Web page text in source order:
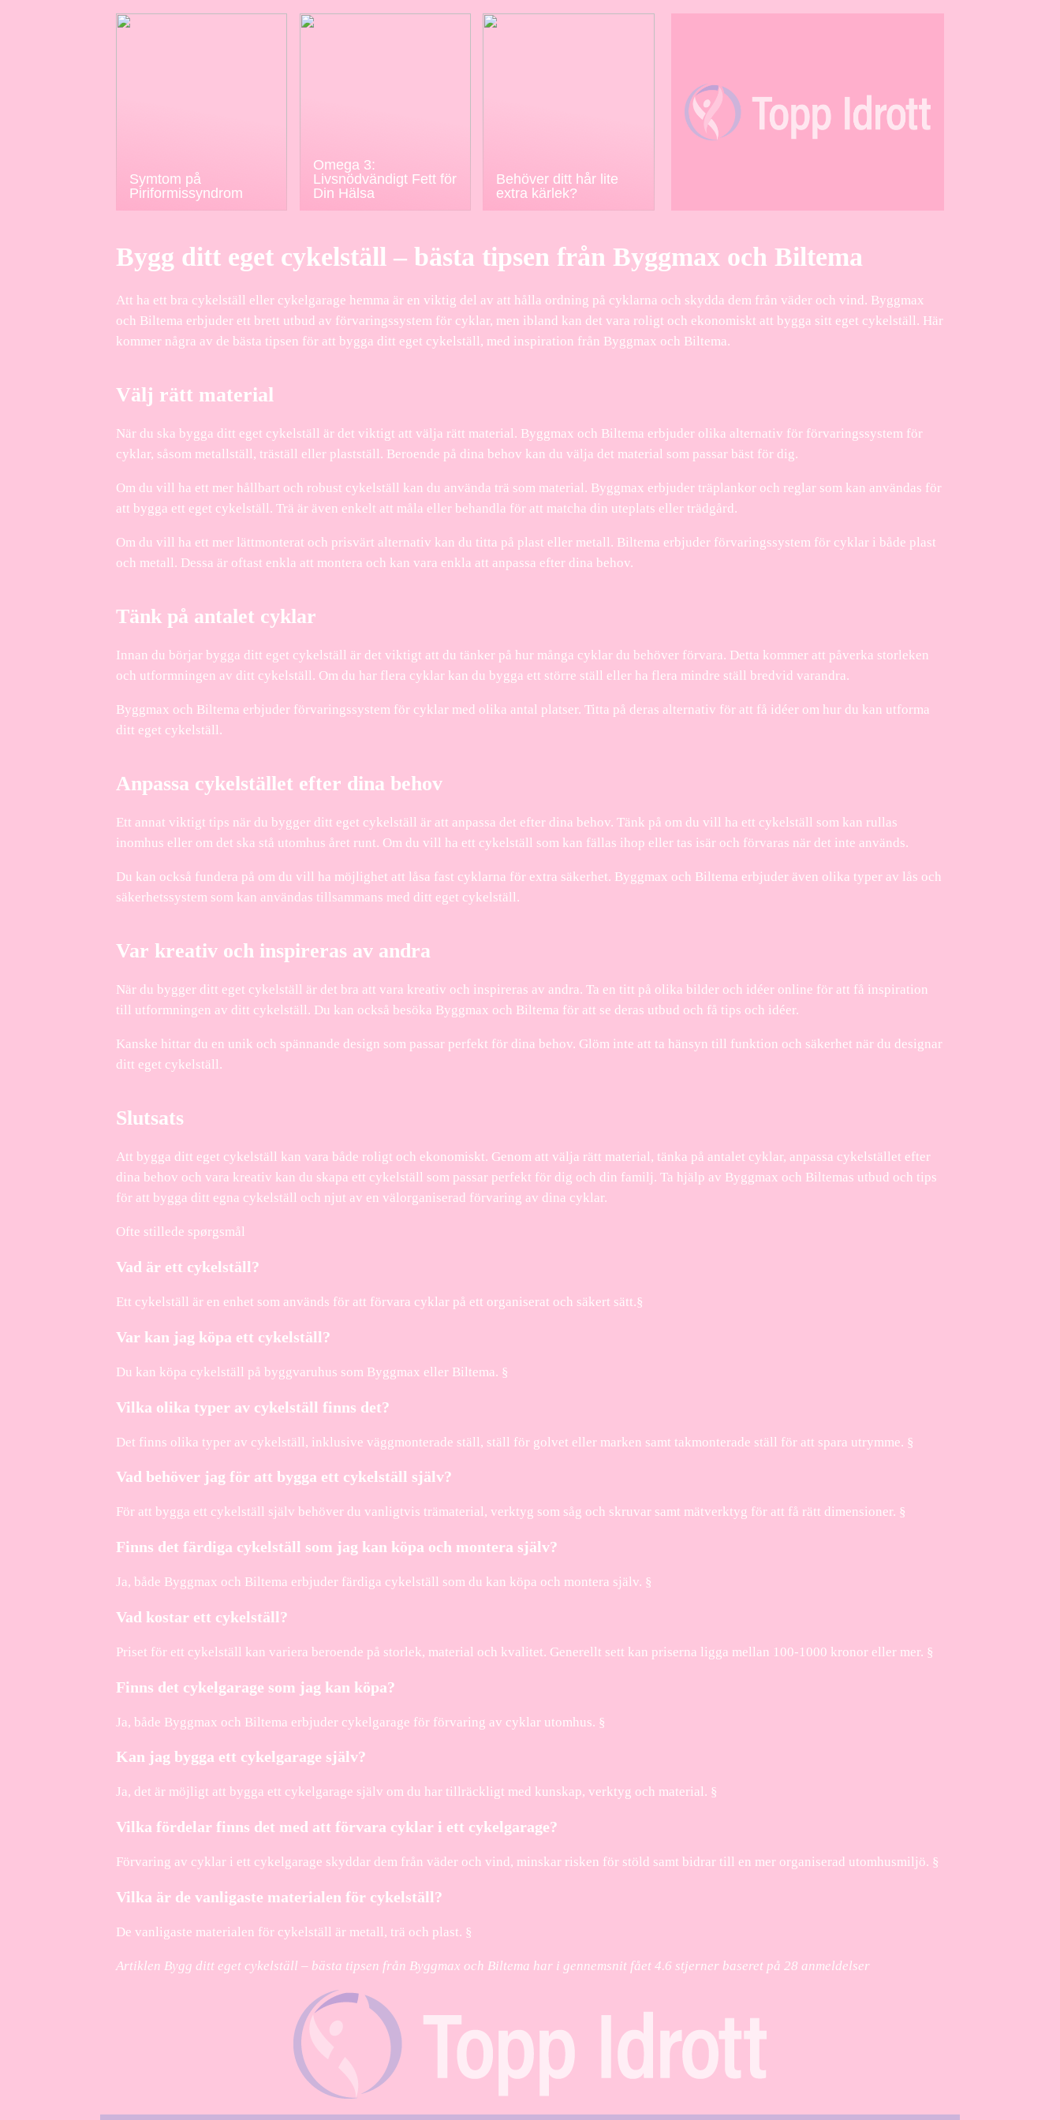
Symtom på
Piriformissyndrom
Omega 3:
Livsnödvändigt Fett för
Din Hälsa
Behöver ditt hår lite
extra kärlek?
Bygg ditt eget cykelställ – bästa tipsen från Byggmax och Biltema
Att ha ett bra cykelställ eller cykelgarage hemma är en viktig del av att hålla ordning på cyklarna och skydda dem från väder och vind. Byggmax
och Biltema erbjuder ett brett utbud av förvaringssystem för cyklar, men ibland kan det vara roligt och ekonomiskt att bygga sitt eget cykelställ. Här
kommer några av de bästa tipsen för att bygga ditt eget cykelställ, med inspiration från Byggmax och Biltema.
Välj rätt material
När du ska bygga ditt eget cykelställ är det viktigt att välja rätt material. Byggmax och Biltema erbjuder olika alternativ för förvaringssystem för
cyklar, såsom metallställ, träställ eller plastställ. Beroende på dina behov kan du välja det material som passar bäst för dig.
Om du vill ha ett mer hållbart och robust cykelställ kan du använda trä som material. Byggmax erbjuder träplankor och reglar som kan användas för
att bygga ett eget cykelställ. Trä är även enkelt att måla eller behandla för att matcha din uteplats eller trädgård.
Om du vill ha ett mer lättmonterat och prisvärt alternativ kan du titta på plast eller metall. Biltema erbjuder förvaringssystem för cyklar i både plast
och metall. Dessa är oftast enkla att montera och kan vara enkla att anpassa efter dina behov.
Tänk på antalet cyklar
Innan du börjar bygga ditt eget cykelställ är det viktigt att du tänker på hur många cyklar du behöver förvara. Detta kommer att påverka storleken
och utformningen av ditt cykelställ. Om du har flera cyklar kan du bygga ett större ställ eller ha flera mindre ställ bredvid varandra.
Byggmax och Biltema erbjuder förvaringssystem för cyklar med olika antal platser. Titta på deras alternativ för att få idéer om hur du kan utforma
ditt eget cykelställ.
Anpassa cykelstället efter dina behov
Ett annat viktigt tips när du bygger ditt eget cykelställ är att anpassa det efter dina behov. Tänk på om du vill ha ett cykelställ som kan rullas
inomhus eller om det ska stå utomhus året runt. Om du vill ha ett cykelställ som kan fällas ihop eller tas isär och förvaras när det inte används.
Du kan också fundera på om du vill ha möjlighet att låsa fast cyklarna för extra säkerhet. Byggmax och Biltema erbjuder även olika typer av lås och
säkerhetssystem som kan användas tillsammans med ditt eget cykelställ.
Var kreativ och inspireras av andra
När du bygger ditt eget cykelställ är det bra att vara kreativ och inspireras av andra. Ta en titt på olika bilder och idéer online för att få inspiration
till utformningen av ditt cykelställ. Du kan också besöka Byggmax och Biltema för att se deras utbud och få tips och idéer.
Kanske hittar du en unik och spännande design som passar perfekt för dina behov. Glöm inte att ta hänsyn till funktion och säkerhet när du designar
ditt eget cykelställ.
Slutsats
Att bygga ditt eget cykelställ kan vara både roligt och ekonomiskt. Genom att välja rätt material, tänka på antalet cyklar, anpassa cykelstället efter
dina behov och vara kreativ kan du skapa ett cykelställ som passar perfekt för dig och din familj. Ta hjälp av Byggmax och Biltemas utbud och tips
för att bygga ditt egna cykelställ och njut av en välorganiserad förvaring av dina cyklar.
Ofte stillede spørgsmål
Vad är ett cykelställ?
Ett cykelställ är en enhet som används för att förvara cyklar på ett organiserat och säkert sätt.§
Var kan jag köpa ett cykelställ?
Du kan köpa cykelställ på byggvaruhus som Byggmax eller Biltema. §
Vilka olika typer av cykelställ finns det?
Det finns olika typer av cykelställ, inklusive väggmonterade ställ, ställ för golvet eller marken samt takmonterade ställ för att spara utrymme. §
Vad behöver jag för att bygga ett cykelställ själv?
För att bygga ett cykelställ själv behöver du vanligtvis trämaterial, verktyg som såg och skruvar samt mätverktyg för att få rätt dimensioner. §
Finns det färdiga cykelställ som jag kan köpa och montera själv?
Ja, både Byggmax och Biltema erbjuder färdiga cykelställ som du kan köpa och montera själv. §
Vad kostar ett cykelställ?
Priset för ett cykelställ kan variera beroende på storlek, material och kvalitet. Generellt sett kan priserna ligga mellan 100-1000 kronor eller mer. §
Finns det cykelgarage som jag kan köpa?
Ja, både Byggmax och Biltema erbjuder cykelgarage för förvaring av cyklar utomhus. §
Kan jag bygga ett cykelgarage själv?
Ja, det är möjligt att bygga ett cykelgarage själv om du har tillräckligt med kunskap, verktyg och material. §
Vilka fördelar finns det med att förvara cyklar i ett cykelgarage?
Förvaring av cyklar i ett cykelgarage skyddar dem från väder och vind, minskar risken för stöld samt bidrar till en mer organiserad utomhusmiljö. §
Vilka är de vanligaste materialen för cykelställ?
De vanligaste materialen för cykelställ är metall, trä och plast. §
Artiklen Bygg ditt eget cykelställ – bästa tipsen från Byggmax och Biltema har i gennemsnit fået 4.6 stjerner baseret på 28 anmeldelser